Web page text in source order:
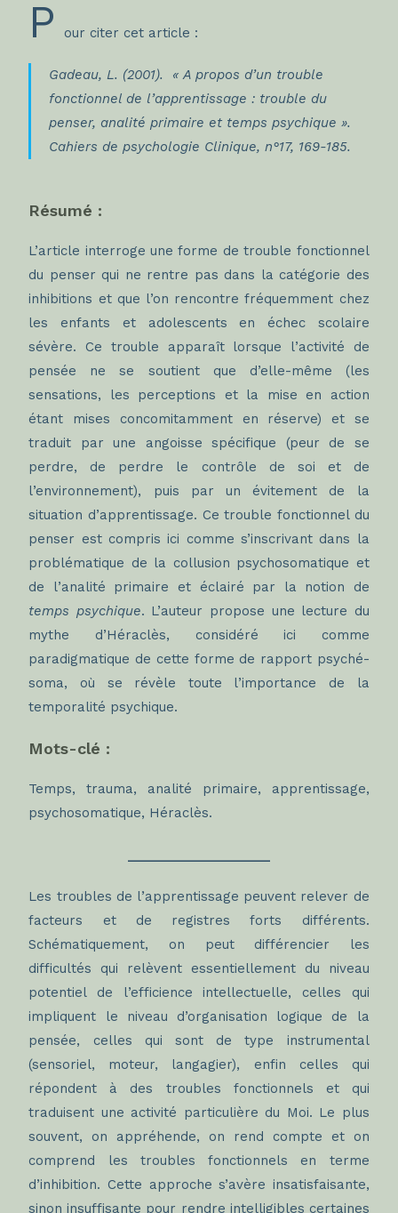
P our citer cet article :
Gadeau, L. (2001). « A propos d’un trouble
fonctionnel de l’apprentissage : trouble du
penser, analité primaire et temps psychique ».
Cahiers de psychologie Clinique, n°17, 169-185.
Résumé :
L’article interroge une forme de trouble fonctionnel
du penser qui ne rentre pas dans la catégorie des
inhibitions et que l’on rencontre fréquemment chez
les enfants et adolescents en échec scolaire
sévère. Ce trouble apparaît lorsque l’activité de
pensée ne se soutient que d’elle-même (les
sensations, les perceptions et la mise en action
étant mises concomitamment en réserve) et se
traduit par une angoisse spécifique (peur de se
perdre, de perdre le contrôle de soi et de
l’environnement), puis par un évitement de la
situation d’apprentissage. Ce trouble fonctionnel du
penser est compris ici comme s’inscrivant dans la
problématique de la collusion psychosomatique et
de l’analité primaire et éclairé par la notion de
temps psychique. L’auteur propose une lecture du
mythe d’Héraclès, considéré ici comme
paradigmatique de cette forme de rapport psyché-
soma, où se révèle toute l’importance de la
temporalité psychique.
Mots-clé :
Temps, trauma, analité primaire, apprentissage,
psychosomatique, Héraclès.
Les troubles de l’apprentissage peuvent relever de
facteurs et de registres forts différents.
Schématiquement, on peut différencier les
difficultés qui relèvent essentiellement du niveau
potentiel de l’efficience intellectuelle, celles qui
impliquent le niveau d’organisation logique de la
pensée, celles qui sont de type instrumental
(sensoriel, moteur, langagier), enfin celles qui
répondent à des troubles fonctionnels et qui
traduisent une activité particulière du Moi. Le plus
souvent, on appréhende, on rend compte et on
comprend les troubles fonctionnels en terme
d’inhibition. Cette approche s’avère insatisfaisante,
sinon insuffisante pour rendre intelligibles certaines